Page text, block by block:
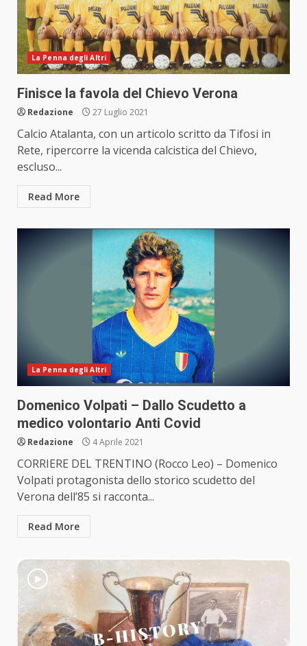
La Penna degli Altri
Finisce la favola del Chievo Verona
Redazione 27 Luglio 2021
Calcio Atalanta, con un articolo scritto da Tifosi in
Rete, ripercorre la vicenda calcistica del Chievo,
escluso...
Read More
La Penna degli Altri
Domenico Volpati – Dallo Scudetto a
medico volontario Anti Covid
Redazione 4 Aprile 2021
CORRIERE DEL TRENTINO (Rocco Leo) – Domenico
Volpati protagonista dello storico scudetto del
Verona dell’85 si racconta...
Read More